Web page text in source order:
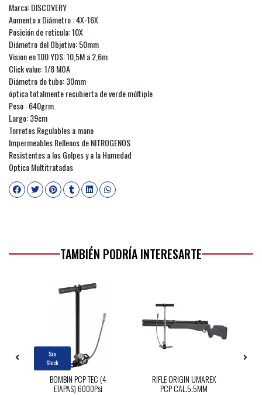
Marca: DISCOVERY
Aumento x Diámetro : 4X-16X
Posición de reticula: 10X
Diámetro del Objetivo: 50mm
Vision en 100 YDS: 10,5M a 2,6m
Click value: 1/8 MOA
Diámetro de tubo: 30mm
óptica totalmente recubierta de verde múltiple
Peso : 640grm.
Largo: 39cm
Torretes Regulables a mano
Impermeables Rellenos de NITROGENOS
Resistentes a los Golpes y a la Humedad
Optica Multitratadas
TAMBIÉN PODRÍA INTERESARTE
Sin
Stock
BOMBIN PCP TEC (4
ETAPAS) 6000Psi
RIFLE ORIGIN UMAREX
PCP CAL.5.5MM